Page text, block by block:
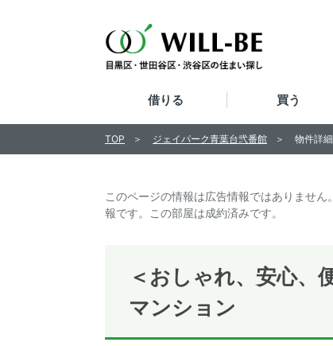
借りる 買う
このページの情報は広告情報ではありませ
報です。この部屋は成約済みです。
＜おしゃれ、安心、
マンション
TOP ジェイパーク青葉台弐番館 物件詳細